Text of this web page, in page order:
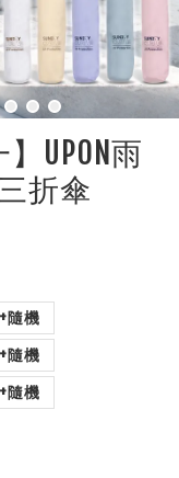
UPON雨
折傘
隨機
隨機
隨機